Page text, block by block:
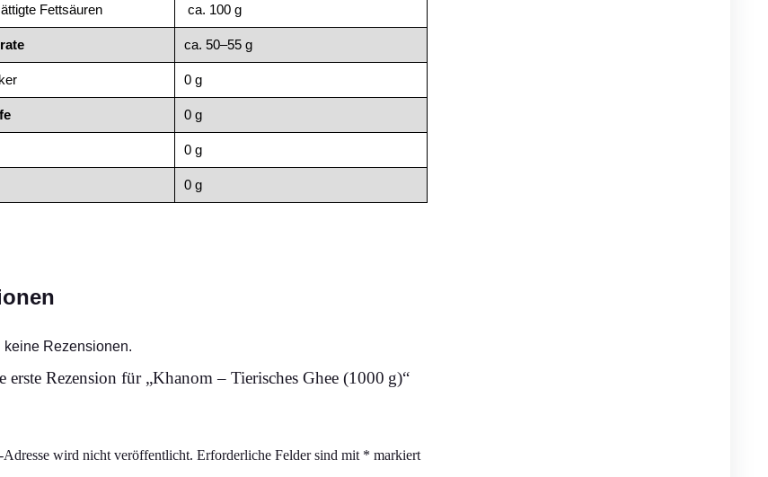
Fettsäuren ca. 100 g
ca. 50–55 g
0 g
0 g
0 g
0 g
keine Rezensionen.
erste Rezension für „Khanom – Tierisches Ghee (1000 g)“
wird nicht veröffentlicht. Erforderliche Felder sind mit * markiert